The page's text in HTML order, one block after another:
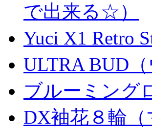
で出来る☆）
Yuci X1 Retro
ULTRA BUD
ブルーミング
DX袖花８輪